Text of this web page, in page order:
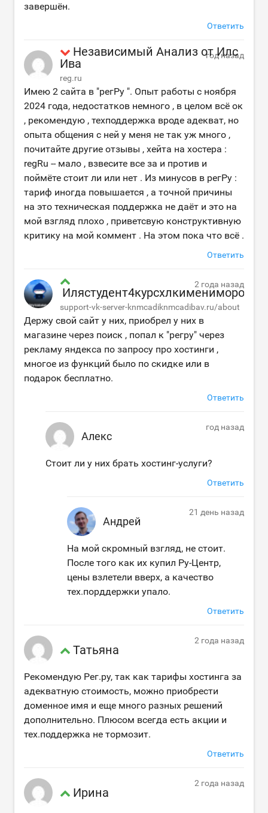
завершён.
Ответить
Независимый Анализ от Илс
Ива
reg.ru
год назад
Имею 2 сайта в "регРу ". Опыт работы с ноября
2024 года, недостатков немного , в целом всё ок
, рекомендую , техподдержка вроде адекват, но
опыта общения с ней у меня не так уж много ,
почитайте другие отзывы , хейта на хостера :
regRu -- мало , взвесите все за и против и
поймёте стоит ли или нет . Из минусов в регРу :
тариф иногда повышается , а точной причины
на это техническая поддержка не даёт и это на
мой взгляд плохо , приветсвую конструктивную
критику на мой коммент . На этом пока что всё .
Ответить
support-vk-server-knmcadiknmcadibav.ru/about
2 года назад
Держу свой сайт у них, приобрел у них в
магазине через поиск , попал к "регру" через
рекламу яндекса по запросу про хостинги ,
многое из функций было по скидке или в
подарок бесплатно.
Ответить
Алекс
год назад
Стоит ли у них брать хостинг-услуги?
Ответить
Андрей
21 день назад
На мой скромный взгляд, не стоит.
После того как их купил Ру-Центр,
цены взлетели вверх, а качество
тех.порддержки упало.
Ответить
Татьяна
2 года назад
Рекомендую Рег.ру, так как тарифы хостинга за
адекватную стоимость, можно приобрести
доменное имя и еще много разных решений
дополнительно. Плюсом всегда есть акции и
тех.поддержка не тормозит.
Ответить
Ирина
2 года назад